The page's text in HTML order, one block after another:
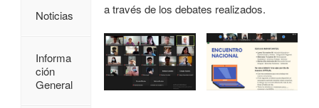
a través de los debates realizados.
Noticias
Informa
ción
General